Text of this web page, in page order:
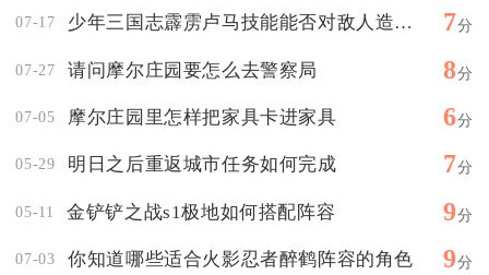
07-17 少年三国志霹雳卢马技能能否对敌人造成伤害 7分
07-27 请问摩尔庄园要怎么去警察局 8分
07-05 摩尔庄园里怎样把家具卡进家具 6分
05-29 明日之后重返城市任务如何完成 7分
05-11 金铲铲之战s1极地如何搭配阵容 9分
07-03 你知道哪些适合火影忍者醉鹤阵容的角色 9分